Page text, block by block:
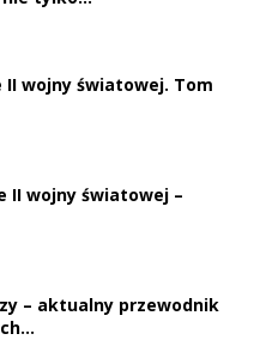
II wojny światowej. Tom
II wojny światowej –
– aktualny przewodnik